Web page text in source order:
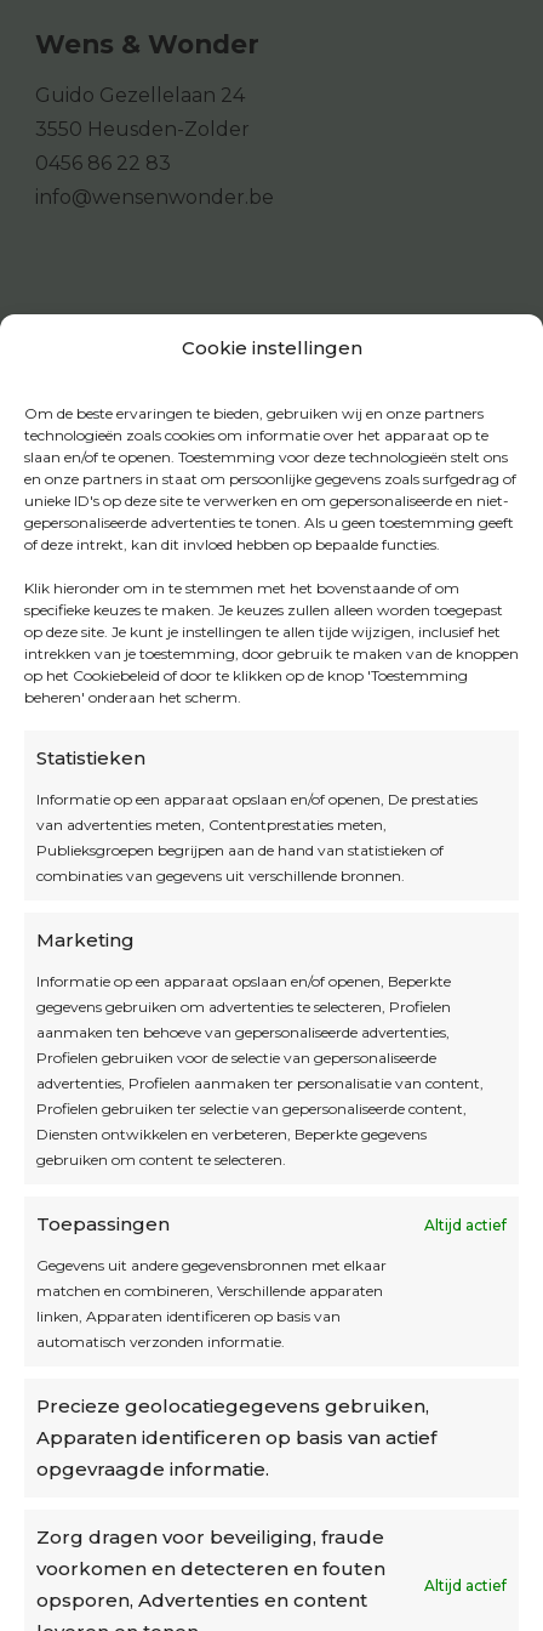
Cookie instellingen
Om de beste ervaringen te bieden, gebruiken wij en onze partners
technologieën zoals cookies om informatie over het apparaat op te
slaan en/of te openen. Toestemming voor deze technologieën stelt ons
en onze partners in staat om persoonlijke gegevens zoals surfgedrag of
unieke ID's op deze site te verwerken en om gepersonaliseerde en niet-
gepersonaliseerde advertenties te tonen. Als u geen toestemming geeft
of deze intrekt, kan dit invloed hebben op bepaalde functies.
Klik hieronder om in te stemmen met het bovenstaande of om
specifieke keuzes te maken. Je keuzes zullen alleen worden toegepast
op deze site. Je kunt je instellingen te allen tijde wijzigen, inclusief het
intrekken van je toestemming, door gebruik te maken van de knoppen
op het Cookiebeleid of door te klikken op de knop 'Toestemming
beheren' onderaan het scherm.
Statistieken
Informatie op een apparaat opslaan en/of openen, De prestaties
van advertenties meten, Contentprestaties meten,
Publieksgroepen begrijpen aan de hand van statistieken of
combinaties van gegevens uit verschillende bronnen.
Marketing
Informatie op een apparaat opslaan en/of openen, Beperkte
gegevens gebruiken om advertenties te selecteren, Profielen
aanmaken ten behoeve van gepersonaliseerde advertenties,
Profielen gebruiken voor de selectie van gepersonaliseerde
advertenties, Profielen aanmaken ter personalisatie van content,
Profielen gebruiken ter selectie van gepersonaliseerde content,
Diensten ontwikkelen en verbeteren, Beperkte gegevens
gebruiken om content te selecteren.
Toepassingen Altijd actief
Gegevens uit andere gegevensbronnen met elkaar
matchen en combineren, Verschillende apparaten
linken, Apparaten identificeren op basis van
automatisch verzonden informatie.
Precieze geolocatiegegevens gebruiken,
Apparaten identificeren op basis van actief
opgevraagde informatie.
Zorg dragen voor beveiliging, fraude
voorkomen en detecteren en fouten
opsporen, Advertenties en content
Altijd actief
Wens & Wonder
Guido Gezellelaan 24
3550 Heusden-Zolder
0456 86 22 83
info@wensenwonder.be
Openingsuren
Blijf op de hoogte
Interesse in leuke kadotips of toffe acties?
Laat dan hier je mailadres achter.
Algemene voorwaarden
Cookiebeleid
Accountinstellingen
Verzending